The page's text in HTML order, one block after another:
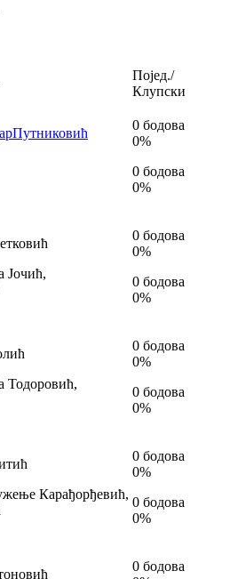
Појед./
Клупски
Путниковић
0 бодова
0%
0 бодова
0%
Јочић,
0 бодова
0%
0 бодова
0%
Тодоровић,
0 бодова
0%
0 бодова
0%
Карађорђевић,
0 бодова
0%
0 бодова
0%
0 бодова